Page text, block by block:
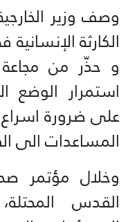
وصف وزير
الكارثة
و حذّر من
استمرار الوضع
على ضرورة اسراع
المساعدات الى
وخلال مؤتمر
القدس